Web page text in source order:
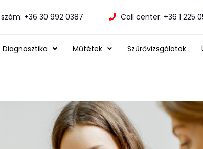
+36 30 992 0387 Call center: +36 1 225
Diagnosztika Műtétek Szűrővizsgálatok